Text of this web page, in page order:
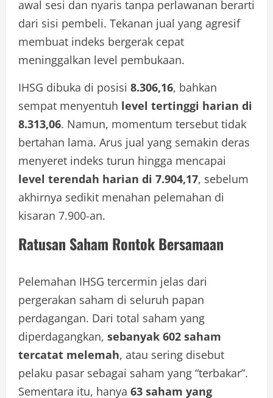
awal sesi dan nyaris tanpa perlawanan berarti
dari sisi pembeli. Tekanan jual yang agresif
membuat indeks bergerak cepat
meninggalkan level pembukaan.
IHSG dibuka di posisi 8.306,16, bahkan
sempat menyentuh level tertinggi harian di
8.313,06. Namun, momentum tersebut tidak
bertahan lama. Arus jual yang semakin deras
menyeret indeks turun hingga mencapai
level terendah harian di 7.904,17, sebelum
akhirnya sedikit menahan pelemahan di
kisaran 7.900-an.
Ratusan Saham Rontok Bersamaan
Pelemahan IHSG tercermin jelas dari
pergerakan saham di seluruh papan
perdagangan. Dari total saham yang
diperdagangkan, sebanyak 602 saham
tercatat melemah, atau sering disebut
pelaku pasar sebagai saham yang “terbakar”.
Sementara itu, hanya 63 saham yang